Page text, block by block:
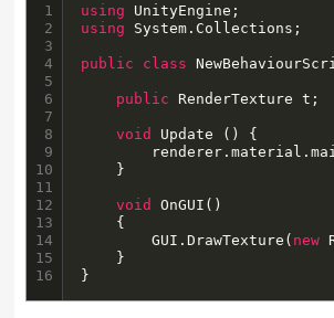
1
2
3
4
5
6
7
8
9
10
11
12
13
14
15
16
using
using System.Collections;
public class
public RenderTexture t;
void
Update () {
void
OnGUI()
		GUI.DrawTexture(
new
}